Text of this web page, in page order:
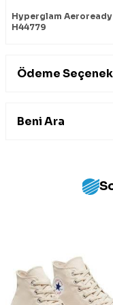
Hyperglam Aeroready
H44779
Ödeme
Beni Ara